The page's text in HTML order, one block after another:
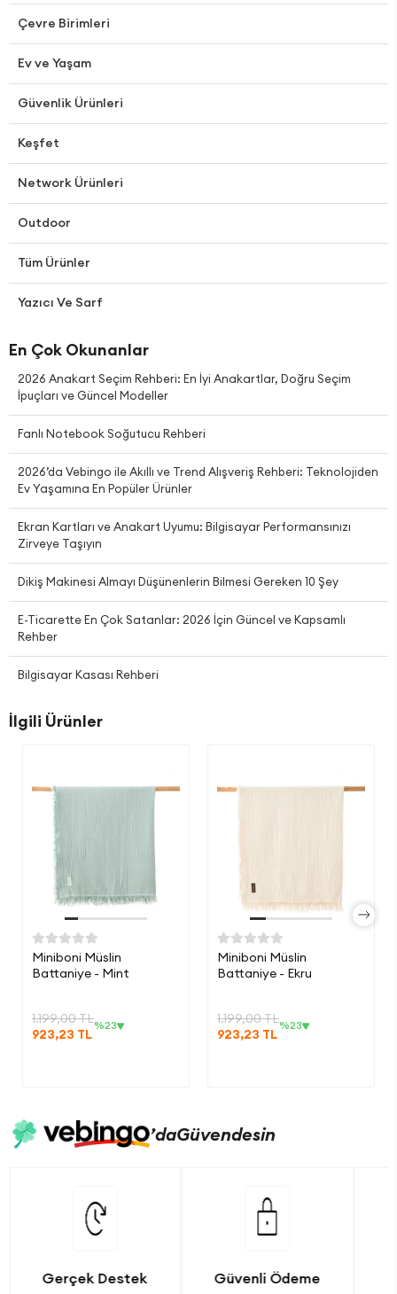
Çevre Birimleri
Ev ve Yaşam
Güvenlik Ürünleri
Keşfet
Network Ürünleri
Outdoor
Tüm Ürünler
Yazıcı Ve Sarf
En Çok Okunanlar
2026 Anakart Seçim Rehberi: En İyi Anakartlar, Doğru Seçim
İpuçları ve Güncel Modeller
Fanlı Notebook Soğutucu Rehberi
2026’da Vebingo ile Akıllı ve Trend Alışveriş Rehberi: Teknolojiden
Ev Yaşamına En Popüler Ürünler
Ekran Kartları ve Anakart Uyumu: Bilgisayar Performansınızı
Zirveye Taşıyın
Dikiş Makinesi Almayı Düşünenlerin Bilmesi Gereken 10 Şey
E-Ticarette En Çok Satanlar: 2026 İçin Güncel ve Kapsamlı
Rehber
Bilgisayar Kasası Rehberi
İlgili Ürünler
Miniboni Müslin
Battaniye - Mint
1.199,00 TL
923,23 TL
%23
Miniboni Müslin
Battaniye - Ekru
1.199,00 TL
923,23 TL
%23
’daGüvendesin
Gerçek Destek Güvenli Ödeme